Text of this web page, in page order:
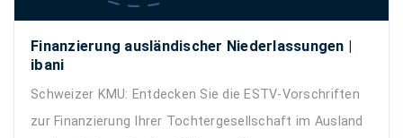
Finanzierung ausländischer Niederlassungen |
ibani
Schweizer KMU: Entdecken Sie die ESTV-Vorschriften
zur Finanzierung Ihrer Tochtergesellschaft im Ausland